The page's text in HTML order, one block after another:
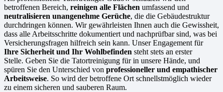
betroffenen Bereich, reinigen alle Flächen umfassend und
neutralisieren unangenehme Gerüche, die die Gebäudestruktur
durchdringen können. Wir gewährleisten Ihnen auch die Gewissheit,
dass alle Arbeitsschritte dokumentiert und nachprüfbar sind, was bei
Versicherungsfragen hilfreich sein kann. Unser Engagement für
Ihre Sicherheit und Ihr Wohlbefinden steht stets an erster
Stelle. Geben Sie die Tatortreinigung für in unsere Hände, und
spüren Sie den Unterschied von professioneller und empathischer
Arbeitsweise. So wird der betroffene Ort schnellstmöglich wieder
zu einem sicheren und sauberen Raum.